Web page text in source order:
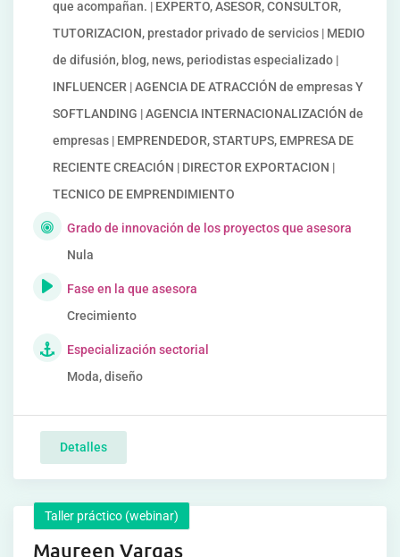
que acompañan. | EXPERTO, ASESOR, CONSULTOR,
TUTORIZACION, prestador privado de servicios | MEDIO
de difusión, blog, news, periodistas especializado |
INFLUENCER | AGENCIA DE ATRACCIÓN de empresas Y
SOFTLANDING | AGENCIA INTERNACIONALIZACIÓN de
empresas | EMPRENDEDOR, STARTUPS, EMPRESA DE
RECIENTE CREACIÓN | DIRECTOR EXPORTACION |
TECNICO DE EMPRENDIMIENTO
Grado de innovación de los proyectos que asesora
Nula
Fase en la que asesora
Crecimiento
Especialización sectorial
Moda, diseño
Detalles
Taller práctico (webinar)
Maureen Vargas